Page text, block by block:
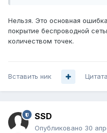
Нельзя. Это основная
покрытие беспроводной
количеством точек.
Вставить ник Цитата
SSD
Опубликовано 30